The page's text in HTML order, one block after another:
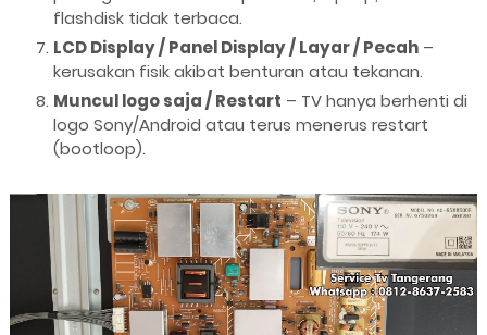
flashdisk tidak terbaca.
LCD Display / Panel Display / Layar / Pecah–
kerusakan fisik akibat benturan atau tekanan.
Muncul logo saja / Restart – TV hanya berhenti di
logo Sony/Android atau terus menerus restart
(bootloop).